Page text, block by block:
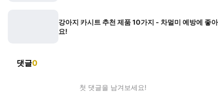
강아지 카시트 추천 제품 10가지 - 차멀미 예방에 좋아
요!
댓글0
첫 댓글을 남겨보세요!